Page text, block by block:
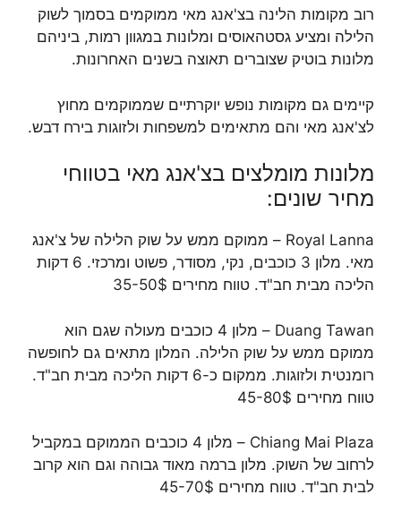
רוב מקומות הלינה בצ'אנג מאי ממוקמים בסמוך לשוק
הלילה ומציע גסטהאוסים ומלונות במגוון רמות, ביניהם
מלונות בוטיק שצוברים תאוצה בשנים האחרונות.
קיימים גם מקומות נופש יוקרתיים שממוקמים מחוץ
לצ'אנג מאי והם מתאימים למשפחות ולזוגות בירח דבש.
מלונות מומלצים בצ'אנג מאי בטווחי
מחיר שונים:
Royal Lanna – ממוקם ממש על שוק הלילה של צ'אנג
מאי. מלון 3 כוכבים, נקי, מסודר, פשוט ומרכזי. 6 דקות
הליכה מבית חב"ד. טווח מחירים 35-50$
Duang Tawan – מלון 4 כוכבים מעולה שגם הוא
ממוקם ממש על שוק הלילה. המלון מתאים גם לחופשה
רומנטית ולזוגות. ממקום כ-6 דקות הליכה מבית חב"ד.
טווח מחירים 45-80$
Chiang Mai Plaza – מלון 4 כוכבים הממוקם במקביל
לרחוב של השוק. מלון ברמה מאוד גבוהה וגם הוא קרוב
לבית חב"ד. טווח מחירים 45-70$